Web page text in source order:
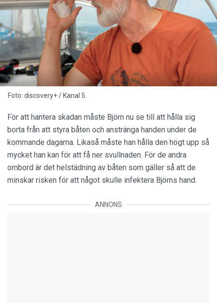
Foto: discovery+ / Kanal 5.
För att hantera skadan måste Björn nu se till att hålla sig
borta från att styra båten och anstränga handen under de
kommande dagarna. Likaså måste han hålla den högt upp så
mycket han kan för att få ner svullnaden. För de andra
ombord är det helstädning av båten som gäller så att de
minskar risken för att något skulle infektera Björns hand.
ANNONS